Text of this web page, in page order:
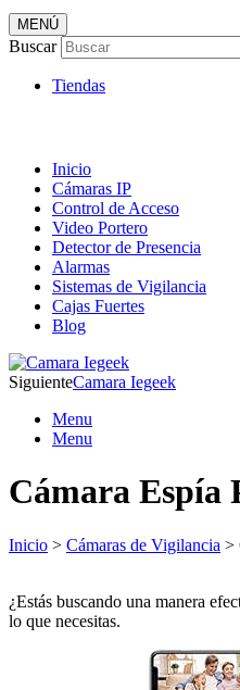
Artículos de Vigilancia
Envió 24/7!!!
MENÚ
Buscar
Tiendas
Inicio
Cámaras IP
Control de Acceso
Video Portero
Detector de Presencia
Alarmas
Sistemas de Vigilancia
Cajas Fuertes
Blog
SiguienteCamara Iegeek
Menu
Menu
Cámara Espía
Inicio > Cámaras de Vigilancia >
¿Estás buscando una manera
lo que necesitas.